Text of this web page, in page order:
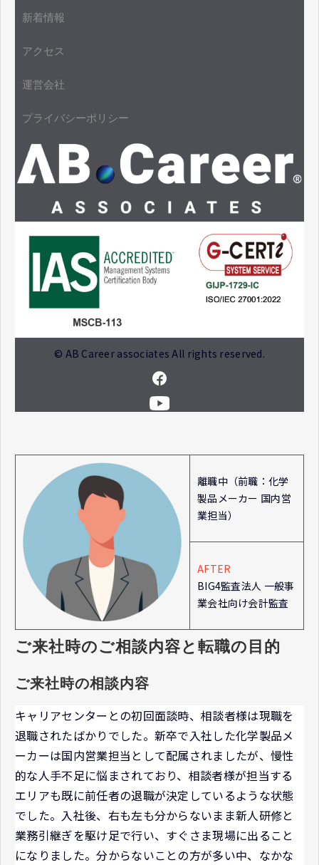
新着情報
アクセス
運営会社
プライバシーポリシー
© AB Career associates All rights reserved.
離職中（前職：化学
製品メーカー 国内営
業担当）
AFTER
BIG4監査法人 一般事
業会社向け会計監査
ご来社時のご相談内容と転職の目的
ご来社時の相談内容
キャリアセンターとの初回面談時、相談者様は現職を
退職されたばかりでした。新卒で入社した化学製品メ
ーカーは国内営業担当として配属されましたが、慢性
的な人手不足に悩まされており、相談者様が担当する
エリアも既に前任者の退職が決定しているような状態
でした。入社後、右も左も分からないまま新人研修と
業務引継ぎを駆け足で行い、すぐさま現場に出ること
になりました。分からないことの方が多い中、なかな